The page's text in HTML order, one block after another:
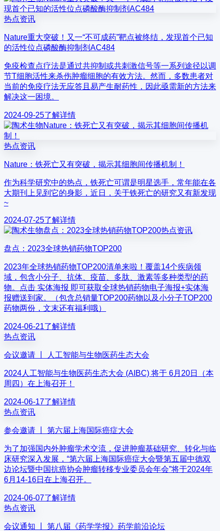
热点资讯
Nature重大突破！又一“不可成药”靶点被终结，发现首个已知
的活性位点磷酸酶抑制剂AC484
免疫检查点疗法是通过共抑制或共刺激信号等一系列途径以调
节T细胞活性来杀伤肿瘤细胞的有效方法。然而，多数患者对
当前的免疫疗法无应答且易产生耐药性，因此亟需新的方法来
解决这一困境。
2024-09-25了解详情
热点资讯
Nature：铁死亡又有突破，揭示其细胞间传播机制！
作为科学研究中的热点，铁死亡可谓是明星选手，常年能在各
大期刊上见到它的身影，近日，关于铁死亡的研究又有新发现
~
2024-07-25了解详情
热点资讯
盘点：2023全球热销药物TOP200
2023年全球热销药物TOP200清单来啦！覆盖14个疾病领
域，包含小分子、抗体、疫苗、多肽、激素等多种类型的药
物。点击 实体海报 即可获取全球热销药物电子海报+实体海
报赠送到家。（包含总销量TOP200药物以及小分子TOP200
药物两份，文末还有福利哦）
2024-06-21了解详情
热点资讯
会议邀请 丨 人工智能与生物医药生态大会
2024人工智能与生物医药生态大会 (AIBC) 将于 6月20日（本
周四）在上海召开！
2024-06-17了解详情
热点资讯
参会邀请 丨 第六届上海国际癌症大会
为了加强国内外肿瘤学术交流，促进肿瘤基础研究、转化与临
床研究深入发展，“第六届上海国际癌症大会暨第五届中德双
边论坛暨中国抗癌协会肿瘤转移专业委员会年会”将于2024年
6月14-16日在上海召开。
2024-06-07了解详情
热点资讯
会议通知 丨 第八届《药学学报》药学前沿论坛